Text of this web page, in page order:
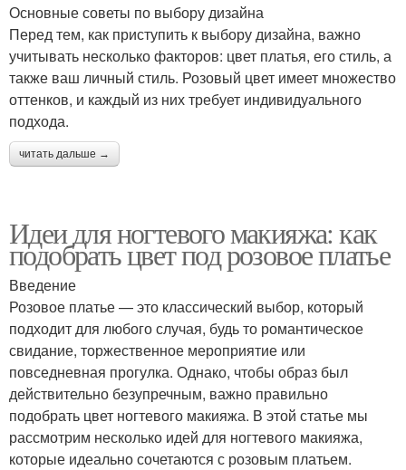
Основные советы по выбору дизайна
Перед тем, как приступить к выбору дизайна, важно
учитывать несколько факторов: цвет платья, его стиль, а
также ваш личный стиль. Розовый цвет имеет множество
оттенков, и каждый из них требует индивидуального
подхода.
читать дальше →
Идеи для ногтевого макияжа: как
подобрать цвет под розовое платье
Введение
Розовое платье — это классический выбор, который
подходит для любого случая, будь то романтическое
свидание, торжественное мероприятие или
повседневная прогулка. Однако, чтобы образ был
действительно безупречным, важно правильно
подобрать цвет ногтевого макияжа. В этой статье мы
рассмотрим несколько идей для ногтевого макияжа,
которые идеально сочетаются с розовым платьем.